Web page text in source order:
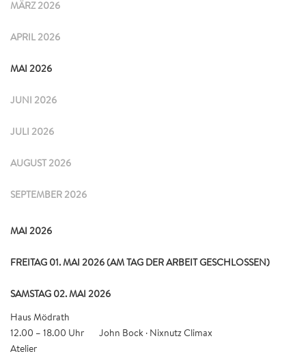
MÄRZ 2026
APRIL 2026
MAI 2026
JUNI 2026
JULI 2026
AUGUST 2026
SEPTEMBER 2026
MAI 2026
FREITAG 01. MAI 2026 (AM TAG DER ARBEIT GESCHLOSSEN)
SAMSTAG 02. MAI 2026
Haus Mödrath
12.00 – 18.00 Uhr
John Bock · Nixnutz Climax
Atelier